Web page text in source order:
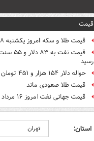
قیمت
قیمت طلا و سکه امروز یکشنبه ۱۸ مرداد ۱۴۰۵
قیمت
رسید
حواله دلار ۱۵۴ هزار و ۴۵۱ تومان شد
قیمت طلا صعودی ماند
قیمت جهانی نفت امروز ۱۶ مرداد
استان: